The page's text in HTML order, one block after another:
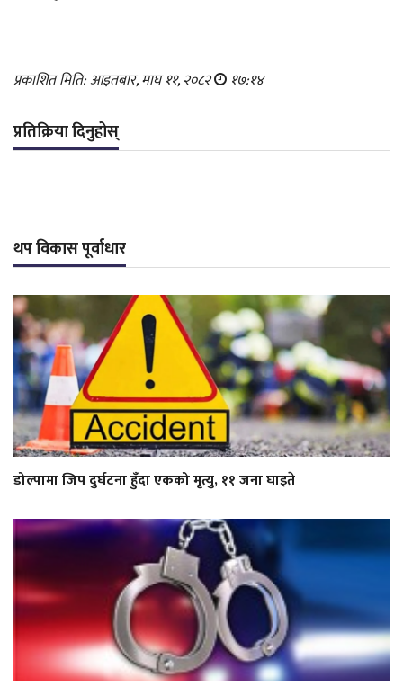
प्रकाशित मिति: आइतबार, माघ ११, २०८२ १७:१४
प्रतिक्रिया दिनुहोस्
थप विकास पूर्वाधार
डोल्पामा जिप दुर्घटना हुँदा एकको मृत्यु, ११ जना घाइते